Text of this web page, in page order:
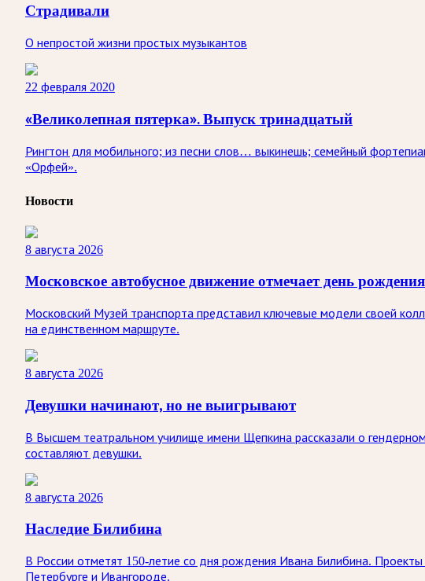
Страдивали
О непростой жизни простых музыкантов
22 февраля 2020
«Великолепная пятерка». Выпуск тринадцатый
Рингтон для мобильного; из песни слов… выкинешь; семейный
«Орфей».
Новости
8 августа 2026
Московское автобусное движение отмечает день рождения
Московский Музей транспорта представил ключевые модели своей
на единственном маршруте.
8 августа 2026
Девушки начинают, но не выигрывают
В Высшем театральном училище имени Щепкина рассказали о
составляют девушки.
8 августа 2026
Наследие Билибина
В России отметят 150-летие со дня рождения Ивана Билибина.
Петербурге и Ивангороде.